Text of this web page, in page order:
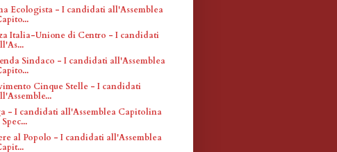
Ecologista - I candidati all'Assemblea
Italia-Unione di Centro - I candidati
Sindaco - I candidati all'Assemblea
Cinque Stelle - I candidati
- I candidati all'Assemblea Capitolina
al Popolo - I candidati all'Assemblea